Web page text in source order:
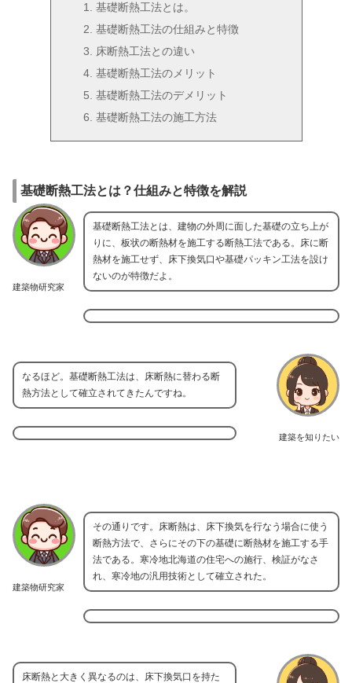
基礎断熱工法とは。
基礎断熱工法の仕組みと特徴
床断熱工法との違い
基礎断熱工法のメリット
基礎断熱工法のデメリット
基礎断熱工法の施工方法
基礎断熱工法とは？仕組みと特徴を解説
建築物研究家
基礎断熱工法とは、建物の外周に面した基礎の立ち上が
りに、板状の断熱材を施工する断熱工法である。床に断
熱材を施工せず、床下換気口や基礎パッキン工法を設け
ないのが特徴だよ。
建築を知りたい
なるほど。基礎断熱工法は、床断熱に替わる断
熱方法として確立されてきたんですね。
建築物研究家
その通りです。床断熱は、床下換気を行なう場合に使う
断熱方法で、さらにその下の基礎に断熱材を施工する手
法である。寒冷地北海道の住宅への施行、検証がなさ
れ、寒冷地の汎用技術として確立された。
床断熱と大きく異なるのは、床下換気口を持た